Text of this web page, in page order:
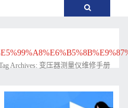
Archives: 变压器测量仪维修手册